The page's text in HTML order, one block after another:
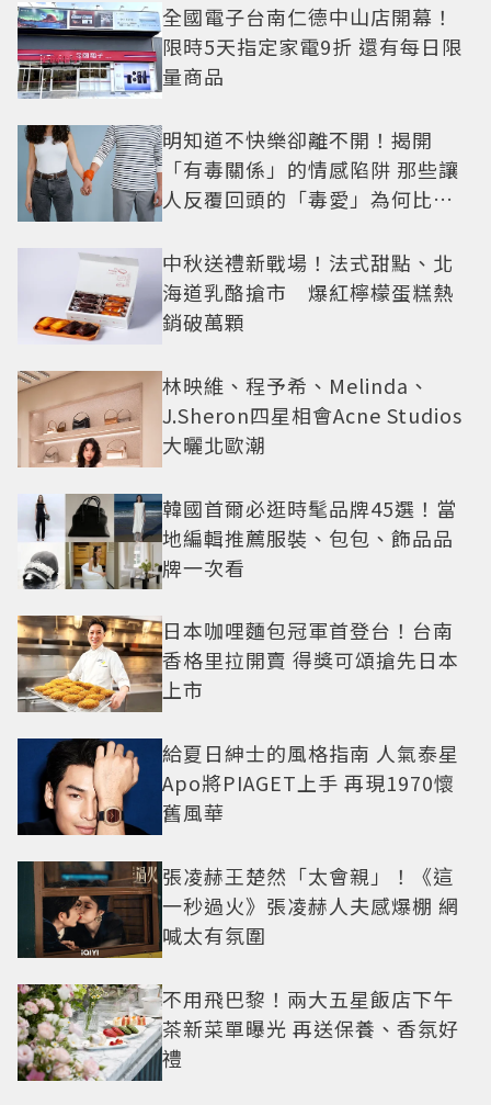
全國電子台南仁德中山店開幕！
限時5天指定家電9折 還有每日限
量商品
明知道不快樂卻離不開！揭開
「有毒關係」的情感陷阱 那些讓
人反覆回頭的「毒愛」為何比菸
中秋送禮新戰場！法式甜點、北
海道乳酪搶市 爆紅檸檬蛋糕熱
銷破萬顆
林映維、程予希、Melinda、
J.Sheron四星相會Acne Studios
大曬北歐潮
韓國首爾必逛時髦品牌45選！當
地編輯推薦服裝、包包、飾品品
牌一次看
日本咖哩麵包冠軍首登台！台南
香格里拉開賣 得獎可頌搶先日本
上市
給夏日紳士的風格指南 人氣泰星
Apo將PIAGET上手 再現1970懷
舊風華
張凌赫王楚然「太會親」！《這
一秒過火》張凌赫人夫感爆棚 網
喊太有氛圍
不用飛巴黎！兩大五星飯店下午
茶新菜單曝光 再送保養、香氛好
禮